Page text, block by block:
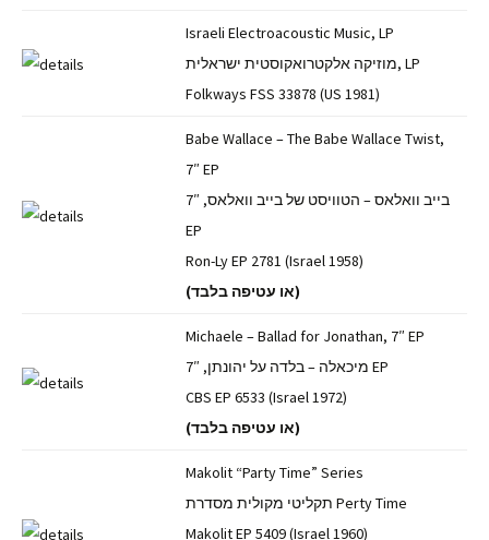
Israeli Electroacoustic Music, LP
מוזיקה אלקטרואקוסטית ישראלית, LP
Folkways FSS 33878 (US 1981)
Babe Wallace – The Babe Wallace Twist,
7″ EP
בייב וואלאס – הטוויסט של בייב וואלאס, 7″
EP
Ron-Ly EP 2781 (Israel 1958)
(או עטיפה בלבד)
Michaele – Ballad for Jonathan, 7″ EP
מיכאלה – בלדה על יהונתן, 7″ EP
CBS EP 6533 (Israel 1972)
(או עטיפה בלבד)
Makolit “Party Time” Series
תקליטי מקולית מסדרת Perty Time
Makolit EP 5409 (Israel 1960)